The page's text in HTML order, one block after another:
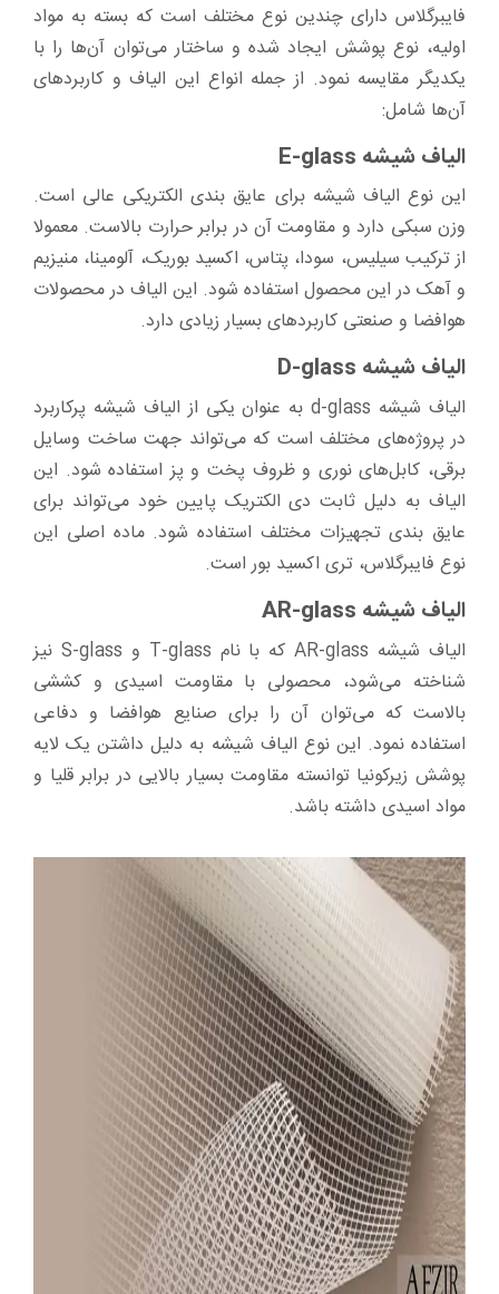
فایبرگلاس دارای چندین نوع مختلف است که بسته به مواد
اولیه، نوع پوشش ایجاد شده و ساختار می‌توان آن‌ها را با
یکدیگر مقایسه نمود. از جمله انواع این الیاف و کاربردهای
آن‌ها شامل:
الیاف شیشه E-glass
این نوع الیاف شیشه برای عایق بندی الکتریکی عالی است.
وزن سبکی دارد و مقاومت آن در برابر حرارت بالاست. معمولا
از ترکیب سیلیس، سودا، پتاس، اکسید بوریک، آلومینا، منیزیم
و آهک در این محصول استفاده شود. این الیاف در محصولات
هوافضا و صنعتی کاربردهای بسیار زیادی دارد.
الیاف شیشه D-glass
الیاف شیشه d-glass به عنوان یکی از الیاف شیشه پرکاربرد
در پروژه‌های مختلف است که می‌تواند جهت ساخت وسایل
برقی، کابل‌های نوری و ظروف پخت و پز استفاده شود. این
الیاف به دلیل ثابت دی الکتریک پایین خود می‌تواند برای
عایق بندی تجهیزات مختلف استفاده شود. ماده اصلی این
نوع فایبرگلاس، تری اکسید بور است.
الیاف شیشه AR-glass
الیاف شیشه AR-glass که با نام T-glass و S-glass نیز
شناخته می‌شود، محصولی با مقاومت اسیدی و کششی
بالاست که می‌توان آن را برای صنایع هوافضا و دفاعی
استفاده نمود. این نوع الیاف شیشه به دلیل داشتن یک لایه
پوشش زیرکونیا توانسته مقاومت بسیار بالایی در برابر قلیا و
مواد اسیدی داشته باشد.